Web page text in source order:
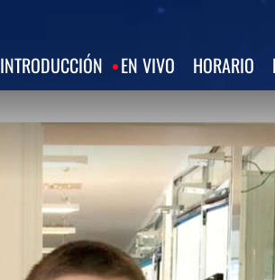
INTRODUCCIÓN EN VIVO HORARIO